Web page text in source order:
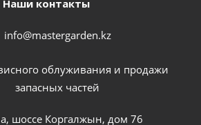
Наши контакты
info@mastergarden.kz
облуживания и продажи
запасных частей
шоссе Коргалжын, дом 76